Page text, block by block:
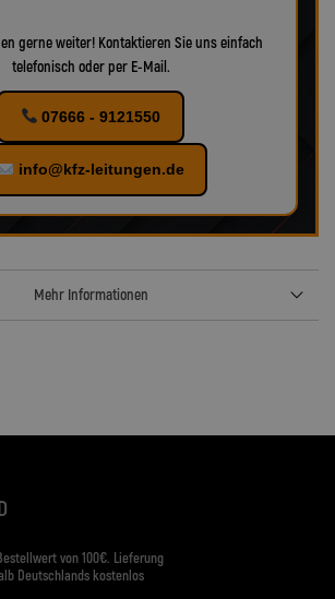
gerne weiter! Kontaktieren Sie uns einfach
telefonisch oder per E-Mail.
07666 - 9121550
info@kfz-leitungen.de
Mehr Informationen
von 100€. Lieferung
Deutschlands kostenlos